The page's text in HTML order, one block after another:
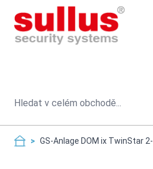
Skip to Content
Search
> GS-Anlage DOM ix TwinStar